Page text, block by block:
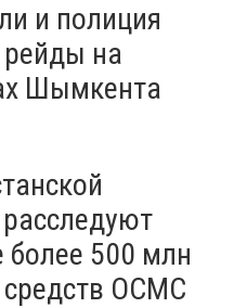
и полиция
на
Шымкента
более 500 млн
средств ОСМС